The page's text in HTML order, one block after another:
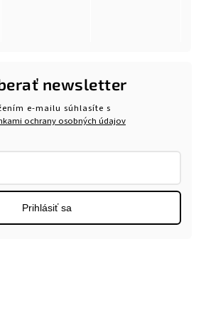
newsletter
e-mailu súhlasíte s
ochrany osobných údajov
Prihlásiť sa